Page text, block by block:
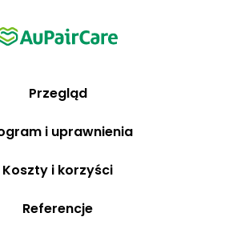
Przegląd
i uprawnienia
Koszty i korzyści
Referencje